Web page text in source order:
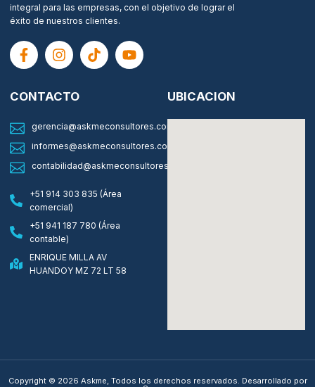
integral para las empresas, con el objetivo de lograr el
éxito de nuestros clientes.
CONTACTO
gerencia@askmeconsultores.com
informes@askmeconsultores.com
contabilidad@askmeconsultores.com
+51 914 303 835 (Área
comercial)
+51 941 187 780 (Área
contable)
ENRIQUE MILLA AV
HUANDOY MZ 72 LT 58
UBICACION
Copyright © 2026 Askme, Todos los derechos reservados. Desarrollado por